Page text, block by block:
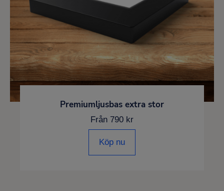
Premiumljusbas extra stor
Från 790 kr
Köp nu